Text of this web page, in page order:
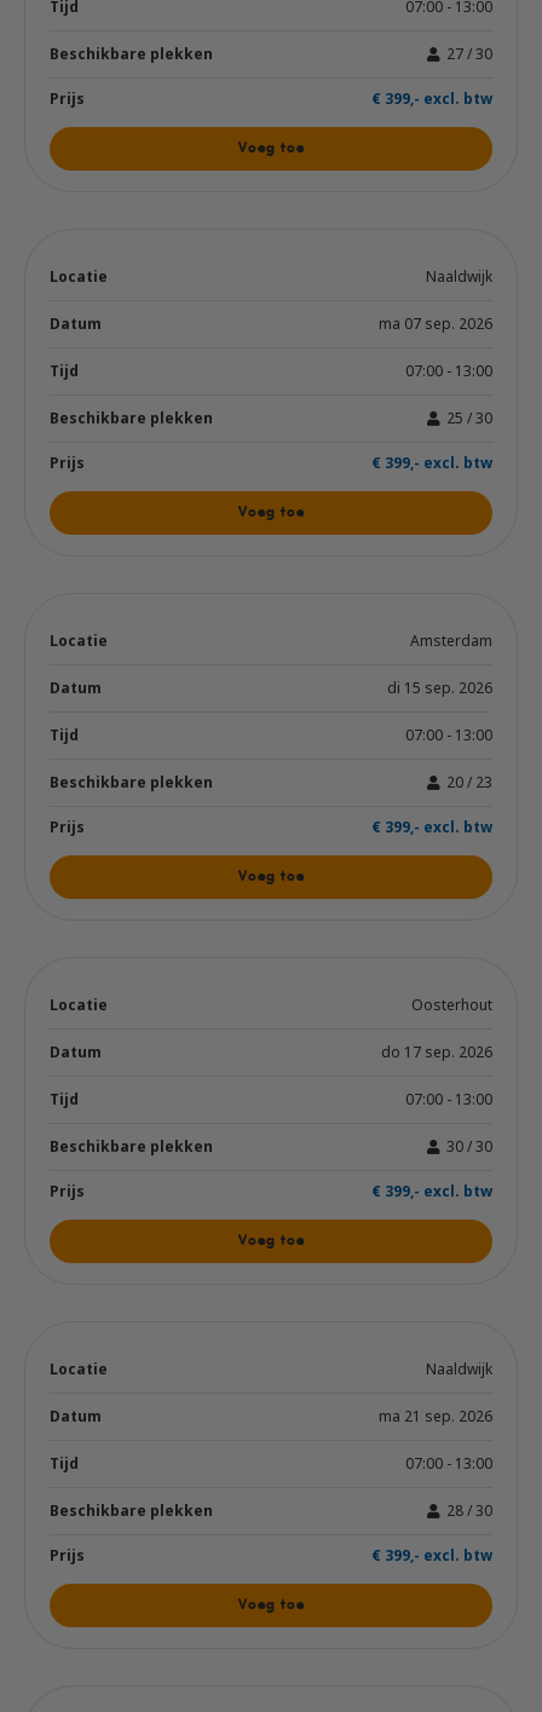
07:00 - 13:00
27 / 30
€ 399,- excl. btw
Voeg toe
Naaldwijk
ma 07 sep. 2026
07:00 - 13:00
25 / 30
€ 399,- excl. btw
Voeg toe
Amsterdam
di 15 sep. 2026
07:00 - 13:00
20 / 23
€ 399,- excl. btw
Voeg toe
Oosterhout
do 17 sep. 2026
07:00 - 13:00
30 / 30
€ 399,- excl. btw
Voeg toe
Naaldwijk
ma 21 sep. 2026
07:00 - 13:00
28 / 30
€ 399,- excl. btw
Voeg toe